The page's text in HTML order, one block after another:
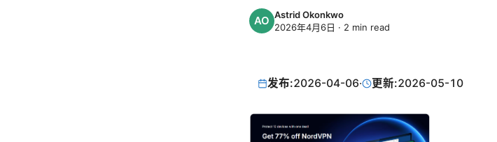
Astrid Okonkwo
2026年4月6日 · 2 min read
发布:2026-04-06· 更新:2026-05-10